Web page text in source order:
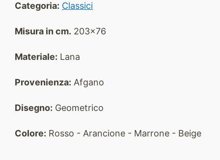
Categoria: Classici
Misura in cm. 203x76
Materiale: Lana
Provenienza: Afgano
Disegno: Geometrico
Colore: Rosso - Arancione - Marrone - Beige